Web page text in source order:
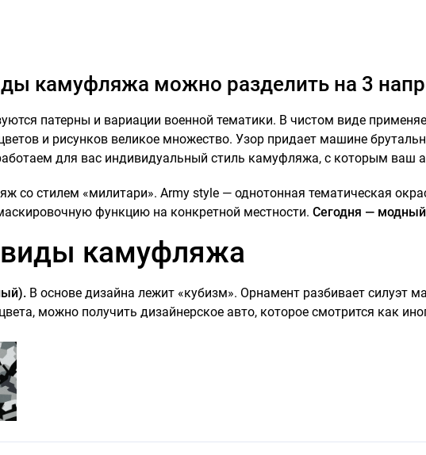
камуфляжа можно разделить на 3
патерны и вариации военной тематики. В чистом виде
и рисунков великое множество. Узор придает машине
для вас индивидуальный стиль камуфляжа, с которым ваш
со стилем «милитари». Army style — однотонная тематическая
функцию на конкретной местности. Сегодня — модный
камуфляжа
В основе дизайна лежит «кубизм». Орнамент разбивает силуэт
можно получить дизайнерское авто, которое смотрится как